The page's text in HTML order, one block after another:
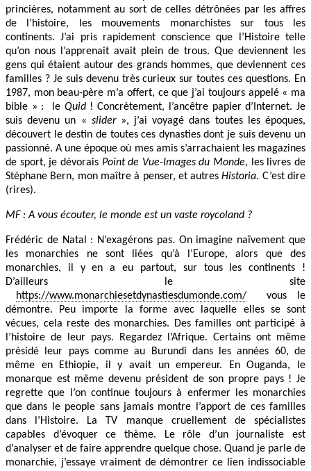
princières, notamment au sort de celles détrônées par les affres
de l’histoire, les mouvements monarchistes sur tous les
continents. J’ai pris rapidement conscience que l’Histoire telle
qu’on nous l’apprenait avait plein de trous. Que deviennent les
gens qui étaient autour des grands hommes, que deviennent ces
familles ? Je suis devenu très curieux sur toutes ces questions. En
1987, mon beau-père m’a offert, ce que j’ai toujours appelé « ma
bible » : le Quid! Concrètement, l’ancêtre papier d’Internet. Je
suis devenu un « slider», j’ai voyagé dans toutes les époques,
découvert le destin de toutes ces dynasties dont je suis devenu un
passionné. A une époque où mes amis s’arrachaient les magazines
de sport, je dévorais Point de Vue-Images du Monde, les livres de
Stéphane Bern, mon maître à penser, et autresHistoria. C’est dire
(rires).
MF : A vous écouter, le monde est un vaste roycoland ?
Frédéric de Natal : N’exagérons pas. On imagine naïvement que
les monarchies ne sont liées qu’à l’Europe, alors que des
monarchies, il y en a eu partout, sur tous les continents !
D’ailleurs le site
https://www.monarchiesetdynastiesdumonde.com/vous le
démontre. Peu importe la forme avec laquelle elles se sont
vécues, cela reste des monarchies. Des familles ont participé à
l’histoire de leur pays. Regardez l’Afrique. Certains ont même
présidé leur pays comme au Burundi dans les années 60, de
même en Ethiopie, il y avait un empereur. En Ouganda, le
monarque est même devenu président de son propre pays ! Je
regrette que l’on continue toujours à enfermer les monarchies
que dans le people sans jamais montre l’apport de ces familles
dans l’Histoire. La TV manque cruellement de spécialistes
capables d’évoquer ce thème. Le rôle d’un journaliste est
d’analyser et de faire apprendre quelque chose. Quand je parle de
monarchie, j’essaye vraiment de démontrer ce lien indissociable